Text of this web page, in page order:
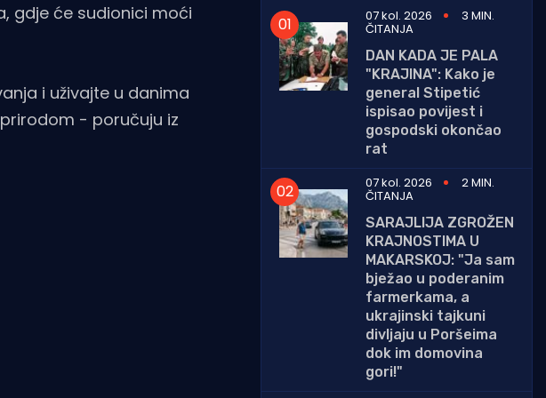
gdje će sudionici moći
i uživajte u danima
- poručuju iz
07 kol. 2026 3 MIN.
ČITANJA
DAN KADA JE PALA
"KRAJINA": Kako je
general Stipetić
ispisao povijest i
gospodski okončao
rat
07 kol. 2026
2 MIN.
ČITANJA
SARAJLIJA ZGROŽEN
KRAJNOSTIMA U
MAKARSKOJ: "Ja sam
bježao u poderanim
farmerkama, a
ukrajinski tajkuni
divljaju u Poršeima
dok im domovina
gori!"